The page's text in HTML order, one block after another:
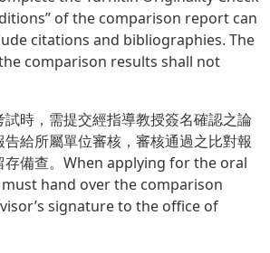
of the comparison report can
citations and bibliographies. The
comparison results shall not
時，需提交經指導教授簽名確認之論
給所屬單位審核，審核通過之比對報
存備查。When applying for the oral
hand over the comparison
signature to the office of